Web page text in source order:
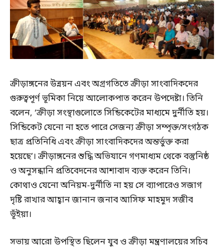
ক্রীড়াঙ্গনের উন্নয়ন এবং অগ্রগতিতে ক্রীড়া সাংবাদিকদের
গুরুত্বপূর্ণ ভূমিকা নিয়ে আলোকপাত করেন উপদেষ্টা। তিনি
বলেন, ‘ক্রীড়া সংস্থাগুলোতে সিন্ডিকেটের মাধ্যমে দুর্নীতি হয়।
সিন্ডিকেট যেনো না হতে পারে সেজন্য ক্রীড়া সম্পৃক্ত/সংগঠক
ছাত্র প্রতিনিধি এবং ক্রীড়া সাংবাদিকদের অন্তর্ভুক্ত করা
হয়েছে’। ক্রীড়াঙ্গনের শুদ্ধি অভিযানে গণমাধ্যম থেকে বস্তুনিষ্ঠ
ও অনুসন্ধানি প্রতিবেদনের আশাবাদ ব্যক্ত করেন তিনি।
কোথাও যেনো অনিয়ম-দুর্নীতি না হয় সে ব্যাপারেও সজাগ
দৃষ্টি রাখার আহ্বান জানান জনাব আসিফ মাহমুদ সজীব
ভূঁইয়া।
সভায় আরো উপস্থিত ছিলেন যুব ও ক্রীড়া মন্ত্রণালয়ের সচিব